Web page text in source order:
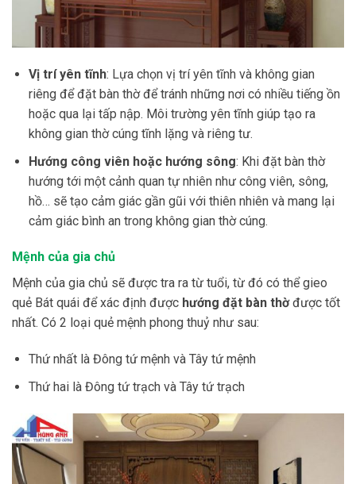
Vị trí yên tĩnh: Lựa chọn vị trí yên tĩnh và không gian
riêng để đặt bàn thờ để tránh những nơi có nhiều tiếng ồn
hoặc qua lại tấp nập. Môi trường yên tĩnh giúp tạo ra
không gian thờ cúng tĩnh lặng và riêng tư.
Hướng công viên hoặc hướng sông: Khi đặt bàn thờ
hướng tới một cảnh quan tự nhiên như công viên, sông,
hồ… sẽ tạo cảm giác gần gũi với thiên nhiên và mang lại
cảm giác bình an trong không gian thờ cúng.
Mệnh của gia chủ
Mệnh của gia chủ sẽ được tra ra từ tuổi, từ đó có thể gieo
quẻ Bát quái để xác định được hướng đặt bàn thờđược tốt
nhất. Có 2 loại quẻ mệnh phong thuỷ như sau:
Thứ nhất là Đông tứ mệnh và Tây tứ mệnh
Thứ hai là Đông tứ trạch và Tây tứ trạch